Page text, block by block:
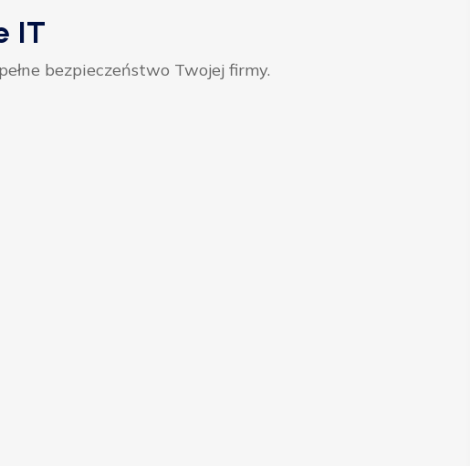
IT
bezpieczeństwo Twojej firmy.